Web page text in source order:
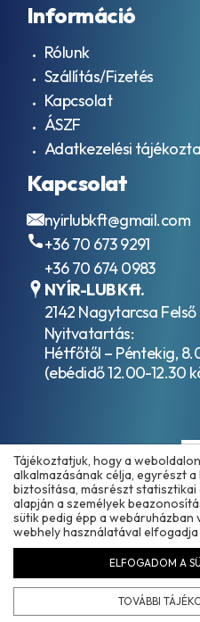
Információ
Rólunk
Szállítás/Fizetés
Kapcsolat
ÁSZF
Adatkezelési
Kapcsolat
nyirlubkft@gmail.com
+36 70 673 9291
+36 70 674 0983
NYÍR-LUB Kft.
2142 Nagytarcsa
Nyitvatartás:
Hétfőtől – Péntekig,
(ebédidő 12.00-12.30
Copyright © 2025 -
Árukereső.hu
Tájékoztatjuk, hogy a
alkalmazásának célja, egyrészt
biztosítása, másrészt
alapján a személyek
sütik pedig épp a
webhely használatával
ELFOGADOM A
TOVÁBBI